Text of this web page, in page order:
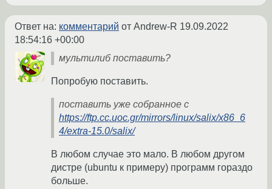
Ответ на: комментарий от Andrew-R 19.09.2022
18:54:16 +00:00
мультилиб поставить?
Попробую поставить.
поставить уже собранное с
https://ftp.cc.uoc.gr/mirrors/linux/salix/x86_6
4/extra-15.0/salix/
В любом случае это мало. В любом другом
дистре (ubuntu к примеру) программ гораздо
больше.